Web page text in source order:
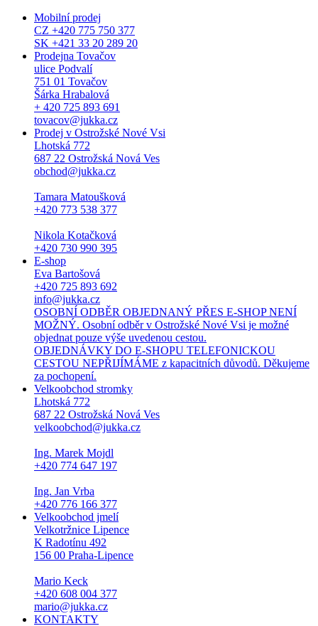
Mobilní prodej
CZ +420 775 750 377
SK +421 33 20 289 20
Prodejna Tovačov
ulice Podvalí
751 01 Tovačov
Šárka Hrabalová
+ 420 725 893 691
tovacov@jukka.cz
Prodej v Ostrožské Nové Vsi
Lhotská 772
687 22 Ostrožská Nová Ves
obchod@jukka.cz
Tamara Matoušková
+420 773 538 377
Nikola Kotačková
+420 730 990 395
E-shop
Eva Bartošová
+420 725 893 692
info@jukka.cz
OSOBNÍ ODBĚR OBJEDNANÝ PŘES E-SHOP NENÍ
MOŽNÝ. Osobní odběr v Ostrožské Nové Vsi je možné
objednat pouze výše uvedenou cestou.
OBJEDNÁVKY DO E-SHOPU TELEFONICKOU
CESTOU NEPŘIJÍMÁME z kapacitních důvodů. Děkujeme
za pochopení.
Velkoobchod stromky
Lhotská 772
687 22 Ostrožská Nová Ves
velkoobchod@jukka.cz
Ing. Marek Mojdl
+420 774 647 197
Ing. Jan Vrba
+420 776 166 377
Velkoobchod jmelí
Velkotržnice Lipence
K Radotínu 492
156 00 Praha-Lipence
Mario Keck
+420 608 004 377
mario@jukka.cz
KONTAKTY